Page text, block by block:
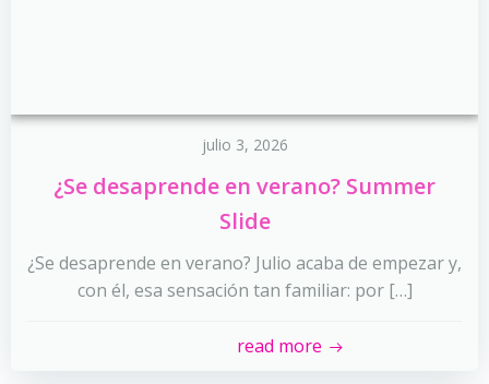
julio 3, 2026
¿Se desaprende en verano? Summer
Slide
¿Se desaprende en verano? Julio acaba de empezar y,
con él, esa sensación tan familiar: por […]
read more